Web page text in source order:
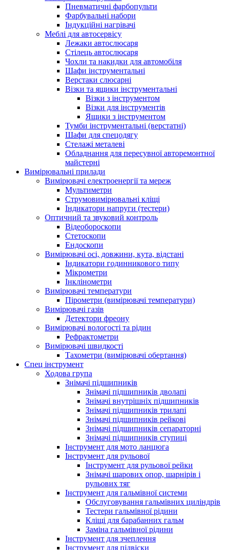
Пневматичні фарбопульти
Фарбувальні набори
Індукційні нагрівачі
Меблі для автосервісу
Лежаки автослюсаря
Стілець автослюсаря
Чохли та накидки для автомобіля
Шафи інструментальні
Верстаки слюсарні
Візки та ящики інструментальні
Візки з інструментом
Візки для інструментів
Ящики з інструментом
Тумби інструментальні (верстатні)
Шафи для спецодягу
Стелажі металеві
Обладнання для пересувної авторемонтної
майстерні
Вимірювальні прилади
Вимірювачі електроенергії та мереж
Мультиметри
Струмовимірювальні кліщі
Індикатори напруги (тестери)
Оптичний та звуковий контроль
Відеобороскопи
Стетоскопи
Ендоскопи
Вимірювачі осі, довжини, кута, відстані
Індикатори годинникового типу
Мікрометри
Інклінометри
Вимірювачі температури
Пірометри (вимірювачі температури)
Вимірювачі газів
Детектори фреону
Вимірювачі вологості та рідин
Рефрактометри
Вимірювачі швидкості
Тахометри (вимірювачі обертання)
Спец інструмент
Ходова група
Знімачі підшипників
Знімачі підшипників дволапі
Знімачі внутрішніх підшипників
Знімачі підшипників трилапі
Знімачі підшипників рейкові
Знімачі підшипників сепараторні
Знімачі підшипників ступиці
Інструмент для мото ланцюга
Інструмент для рульової
Інструмент для рульової рейки
Знімачі шарових опор, шарнірів і
рульових тяг
Інструмент для гальмівної системи
Обслуговування гальмівних циліндрів
Тестери гальмівної рідини
Кліщі для барабанних гальм
Заміна гальмівної рідини
Інструмент для зчеплення
Інструмент для підвіски